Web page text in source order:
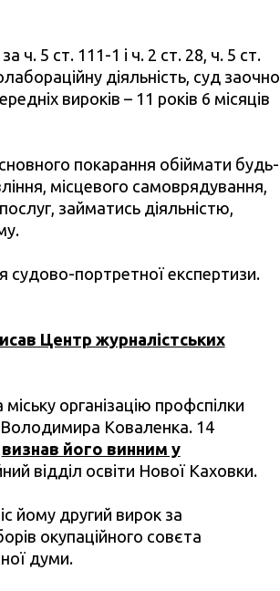
ч. 5 ст. 111-1 і ч. 2 ст. 28, ч. 5 ст.
діяльність, суд заочно
вироків – 11 років 6 місяців
покарання обіймати будь-
місцевого самоврядування,
займатись діяльністю,
судово-портретної експертизи.
Центр журналістських
організацію профспілки
Володимира Коваленка. 14
визнав його винним у
відділ освіти Нової Каховки.
йому другий вирок за
окупаційного совєта
думи.